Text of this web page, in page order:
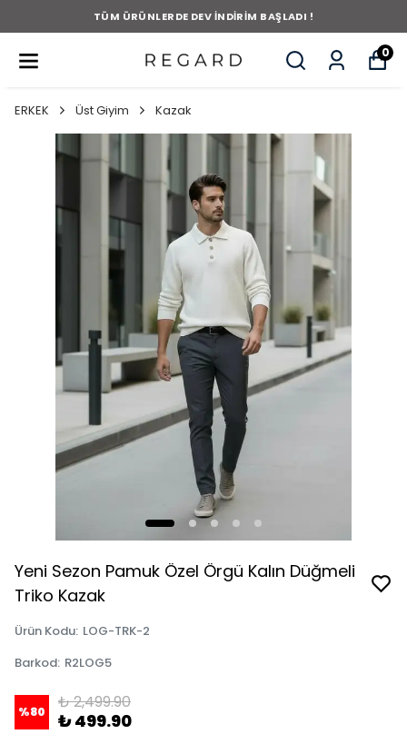
TÜM ÜRÜNLERDE DEV İNDİRİM BAŞLADI !
0
ERKEK Üst Giyim Kazak
Yeni Sezon Pamuk Özel Örgü Kalın Düğmeli
Triko Kazak
Ürün Kodu: LOG-TRK-2
Barkod: R2LOG5
%80 ₺ 2,499.90
₺ 499.90